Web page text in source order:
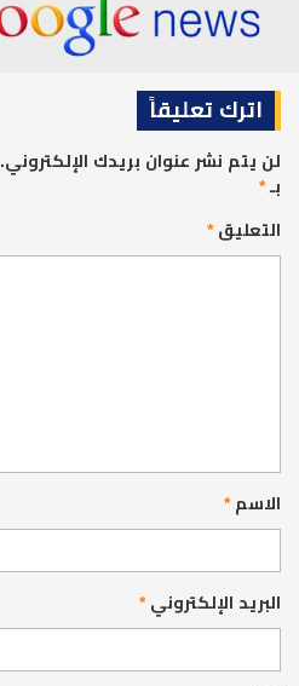
اترك تعليقاً
لن يتم نشر عنوان بريدك الإلكتروني.
بـ*
التعليق*
الاسم*
البريد الإلكتروني*